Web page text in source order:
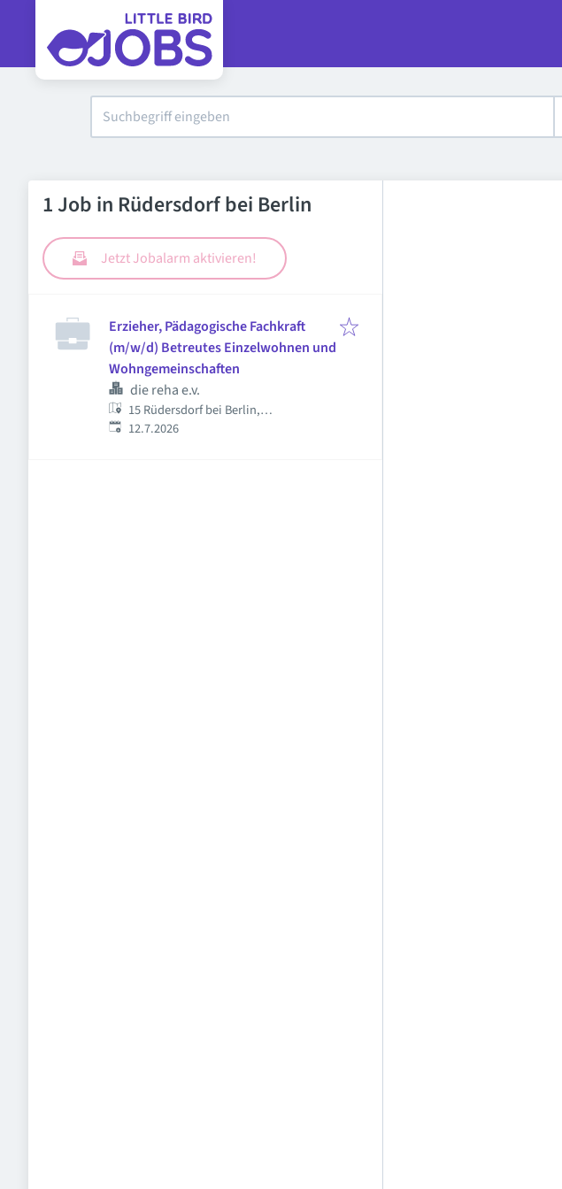
1 Job in Rüdersdorf bei Berlin
Jetzt Jobalarm aktivieren!
Erzieher, Pädagogische Fachkraft
(m/w/d) Betreutes Einzelwohnen und
Wohngemeinschaften
die reha e.v.
15 Rüdersdorf bei Berlin,
Deutschland
Veröffentlicht
12.7.2026